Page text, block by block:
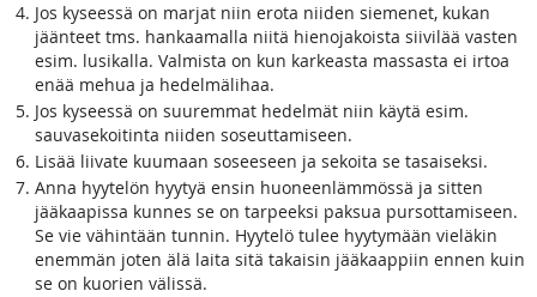
Jos kyseessä on marjat niin erota niiden siemenet, kukan
jäänteet tms. hankaamalla niitä hienojakoista siivilää vasten
esim. lusikalla. Valmista on kun karkeasta massasta ei irtoa
enää mehua ja hedelmälihaa.
Jos kyseessä on suuremmat hedelmät niin käytä esim.
sauvasekoitinta niiden soseuttamiseen.
Lisää liivate kuumaan soseeseen ja sekoita se tasaiseksi.
Anna hyytelön hyytyä ensin huoneenlämmössä ja sitten
jääkaapissa kunnes se on tarpeeksi paksua pursottamiseen.
Se vie vähintään tunnin. Hyytelö tulee hyytymään vieläkin
enemmän joten älä laita sitä takaisin jääkaappiin ennen kuin
se on kuorien välissä.